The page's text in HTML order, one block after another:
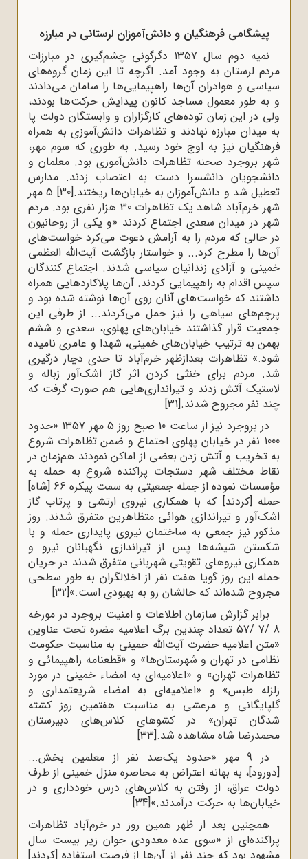
پیشگامی فرهنگیان و دانش‌آموزان لرستانی در مبارزه
نمیه دوم سال 1357 دگرگونی چشم‌گیری در مبارزات
مردم لرستان به وجود آمد. اگرچه تا این زمان گروه‌های
سیاسی و هوادران آن‌ها راهپیمایی‌ها را سامان می‌دادند
و به طور معمول مساجد کانون پیدایش حرکت‌ها بودند،
ولی در این زمان توده‌های کارگزاران و وابستگان دولت پا
به میدان مبارزه نهادند و تظاهرات دانش‌آموزی به همراه
فرهنگیان نیز به اوج خود ‌رسید. به طوری که سوم مهر،
شهر بروجرد صحنه تظاهرات دانش‌آموزی بود. معلمان و
دانشجویان دانشسرا دست به اعتصاب زدند. مدارس
تعطیل شد و دانش‌آموزان به خیابان‌ها ریختند.[30]
5 مهر
شهر خرم‌آباد شاهد یک تظاهرات 30 هزار نفری بود. مردم
شهر در میدان سعدی اجتماع کردند «و یکی از روحانیون
در حالی که مردم را به آرامش دعوت می‌کرد خواست‌های
آن‌ها را مطرح کرد... و خواستار بازگشت آیت‌الله العظمی
خمینی و آزادی زندانیان سیاسی شدند. اجتماع کنندگان
سپس اقدام به راهپیمایی کردند. آن‌ها پلاکاردهایی همراه
داشتند که خواست‌های آنان روی آن‌ها نوشته شده بود و
پرچم‌های سیاهی را نیز حمل می‌کردند... از طرفی این
جمعیت قرار گذاشتند خیابان‌های پهلوی، سعدی و ششم
بهمن به ترتیب خیابان‌های خمینی، شهدا و عامری نامیده
شود.» تظاهرات بعدازظهر خرم‌آباد تا حدی دچار درگیری
شد. مردم برای خنثی کردن اثر گاز اشک‌آور زباله و
لاستیک آتش زدند و تیراندازی‌هایی هم صورت گرفت که
چند نفر مجروح شدند.[31]
در بروجرد نیز از ساعت 10 صبح روز 5 مهر 1357 «حدود
1000 نفر در خیابان پهلوی اجتماع و ضمن تظاهرات شروع
به تخریب و آتش زدن بعضی از اماکن نمودند هم‌زمان در
نقاط مختلف شهر دستجات پراکنده شروع به حمله به
مؤسسات نموده از جمله جمعیتی به سمت پیکره 66 [شاه]
حمله [کردند] که با همکاری نیروی ارتشی و پرتاب گاز
اشک‌آور و تیراندازی هوائی متظاهرین متفرق شدند. روز
مذکور نیز جمعی به ساختمان نیروی پایداری حمله و با
شکستن شیشه‌ها پس از تیراندازی نگهبانان نیرو و
همکاری نیروهای تقویتی شهربانی متفرق شدند در جریان
حمله این روز گویا هفت نفر از اخلالگران به طور سطحی
مجروح شده‌اند که حالشان رو به بهبودی است.»[32]
برابر گزارش سازمان اطلاعات و امنیت بروجرد در مورخه
8 /7 /57 تعداد چندین برگ اعلامیه مضره تحت عناوین
«متن اعلامیه حضرت آیت‌الله خمینی به مناسبت حکومت
نظامی در تهران و شهرستان‌ها» و «قطعنامه راهپیمائی و
تظاهرات تهران» و «اعلامیه‌ای به امضاء خمینی در مورد
زلزله طبس» و «اعلامیه‌ای به امضاء شریعتمداری و
گلپایگانی و مرعشی به مناسبت هفتمین روز کشته
شدگان تهران» در کشوهای کلاس‌های دبیرستان
محمدرضا شاه مشاهده شد.[33]
در 9 مهر «حدود یک‌صد نفر از معلمین بخش...
[دورود]، به بهانه اعتراض به محاصره منزل خمینی از طرف
دولت عراق، از رفتن به کلاس‌های درس خودداری و در
خیابان‌ها به حرکت درآمدند.»[34]
همچنین بعد از ظهر همین روز در خرم‌آباد تظاهرات
پراکنده‌ای از «سوی عده معدودی جوان زیر بیست سال
مشهود بود که چند نفر از آن‌ها از فرصت استفاده [کردند]